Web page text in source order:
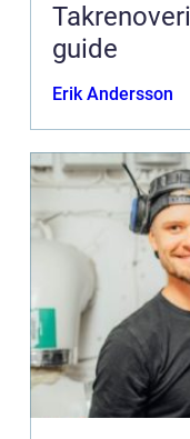
guide
Erik Andersson